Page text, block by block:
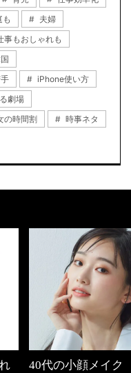
も
夫婦
事もおしゃれも
iPhone使い方
劇場
の時間割
時事ネタ
【ワーママのきれ